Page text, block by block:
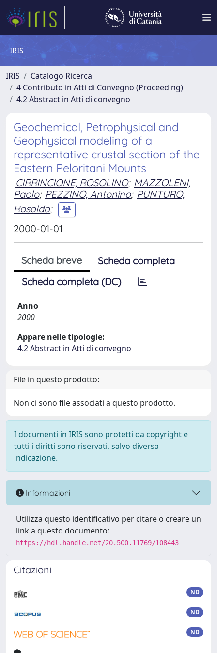
IRIS
IRIS
Catalogo Ricerca
4 Contributo in Atti di Convegno (Proceeding)
4.2 Abstract in Atti di convegno
Geochemical, Petrophysical and
Geophysical modeling of a
representative crustal section of the
Eastern Peloritani Mounts
CIRRINCIONE, ROSOLINO; MAZZOLENI,
Paolo; PEZZINO, Antonino; PUNTURO,
Rosalda;
2000-01-01
Scheda breve
Scheda completa
Scheda completa (DC)
Anno
2000
Appare nelle tipologie:
4.2 Abstract in Atti di convegno
File in questo prodotto:
Non ci sono file associati a questo prodotto.
I documenti in IRIS sono protetti da copyright e
tutti i diritti sono riservati, salvo diversa
indicazione.
Informazioni
Utilizza questo identificativo per citare o creare un
link a questo documento:
https://hdl.handle.net/20.500.11769/108443
Citazioni
ND
ND
ND